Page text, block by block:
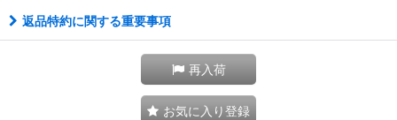
返品特約に関する重要事項
再入荷
お気に入り登録